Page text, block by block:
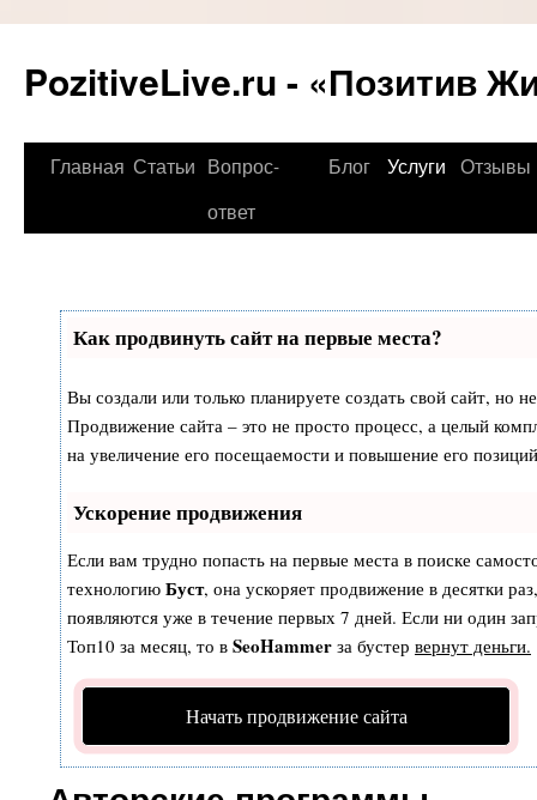
PozitiveLive.ru - «Позитив
Перейти
Главная Статьи Вопрос-
ответ
Блог Услуги Отзывы
Как продвинуть сайт на первые места?
Вы создали или только планируете создать свой сайт, но
Продвижение сайта – это не просто процесс, а целый
на увеличение его посещаемости и повышение его
Ускорение продвижения
Если вам трудно попасть на первые места в поиске
технологию Буст, она ускоряет продвижение в десятки
появляются уже в течение первых 7 дней. Если ни один
Топ10 за месяц, то в SeoHammer за бустер вернут деньги.
Начать продвижение сайта